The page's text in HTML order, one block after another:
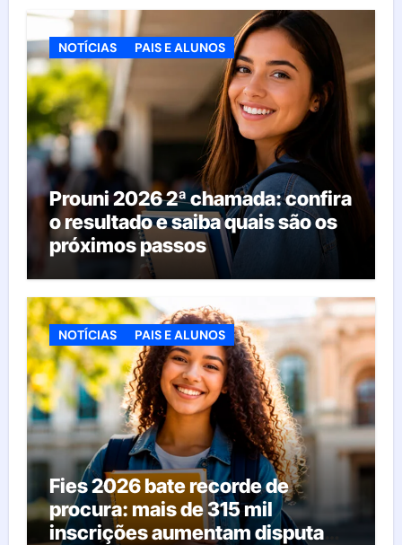
NOTÍCIAS PAIS E ALUNOS
Prouni 2026 2ª chamada: confira
o resultado e saiba quais são os
próximos passos
NOTÍCIAS PAIS E ALUNOS
Fies 2026 bate recorde de
procura: mais de 315 mil
inscrições aumentam disputa